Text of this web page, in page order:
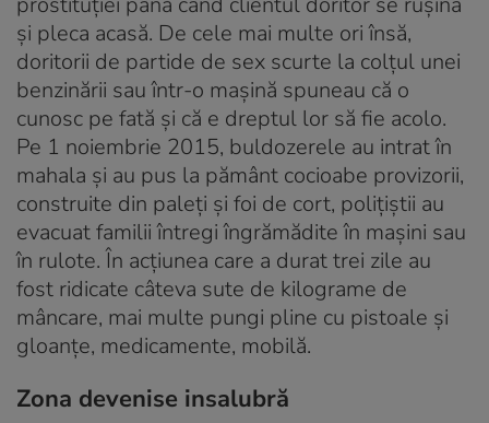
şi pleca acasă. De cele mai multe ori însă,
doritorii de partide de sex scurte la colţul unei
benzinării sau într-o maşină spuneau că o
cunosc pe fată şi că e dreptul lor să fie acolo.
Pe 1 noiembrie 2015, buldozerele au intrat în
mahala şi au pus la pământ cocioabe provizorii,
construite din paleţi şi foi de cort, poliţiştii au
evacuat familii întregi îngrămădite în maşini sau
în rulote. În acţiunea care a durat trei zile au
fost ridicate câteva sute de kilograme de
mâncare, mai multe pungi pline cu pistoale şi
gloanţe, medicamente, mobilă.
Zona devenise insalubră